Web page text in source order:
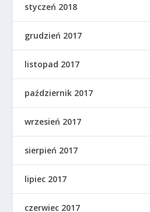
styczeń 2018
grudzień 2017
listopad 2017
październik 2017
wrzesień 2017
sierpień 2017
lipiec 2017
czerwiec 2017